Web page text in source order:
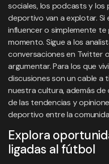
sociales, los podcasts y los
deportivo van a explotar.
influencer o simplemente
momento. Sigue a los
conversaciones en Twitter
argumentar. Para los que
discusiones son un cable a
nuestra cultura, además
de las tendencias y
deportivo entre la
Explora
ligadas al fútbol